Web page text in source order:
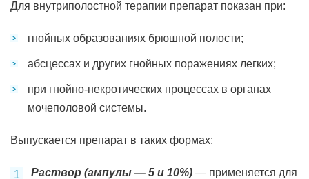
Для внутриполостной терапии препарат показан при:
гнойных образованиях брюшной полости;
абсцессах и других гнойных поражениях легких;
при гнойно-некротических процессах в органах
мочеполовой системы.
Выпускается препарат в таких формах:
Раствор (ампулы — 5 и 10%) — применяется для